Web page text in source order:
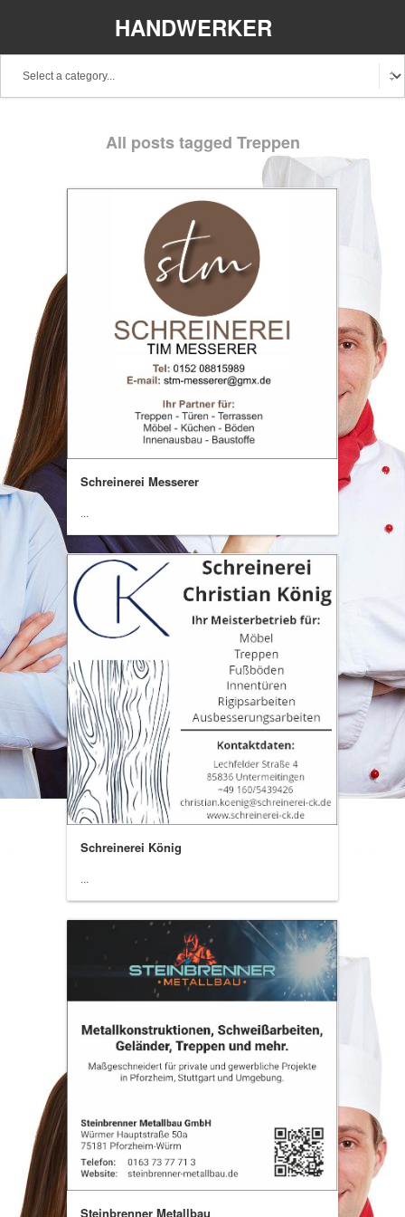
HANDWERKER
All posts tagged Treppen
Schreinerei Messerer
...
Schreinerei König
...
Steinbrenner Metallbau